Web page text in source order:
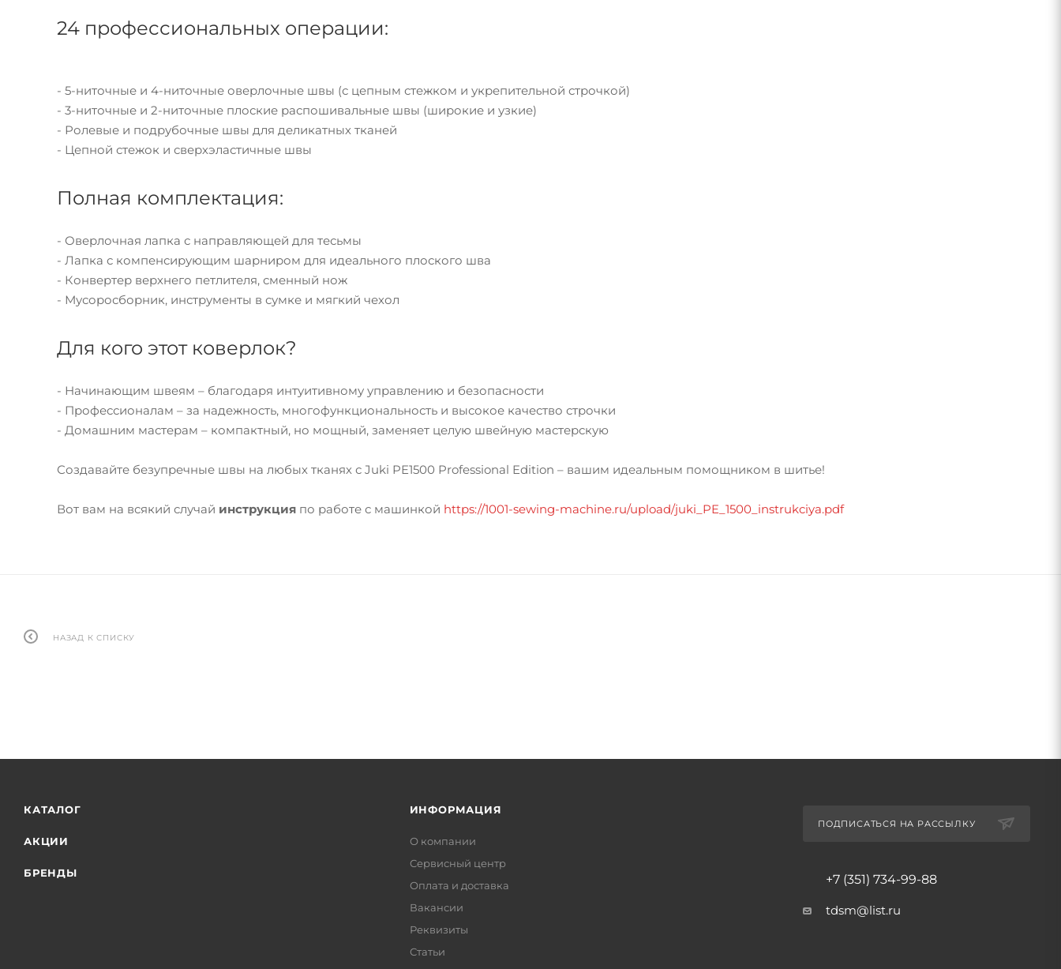
24 профессиональных операции:
- 5-ниточные и 4-ниточные оверлочные швы (с цепным стежком и укрепительной строчкой)
- 3-ниточные и 2-ниточные плоские распошивальные швы (широкие и узкие)
- Ролевые и подрубочные швы для деликатных тканей
- Цепной стежок и сверхэластичные швы
Полная комплектация:
- Оверлочная лапка с направляющей для тесьмы
- Лапка с компенсирующим шарниром для идеального плоского шва
- Конвертер верхнего петлителя, сменный нож
- Мусоросборник, инструменты в сумке и мягкий чехол
Для кого этот коверлок?
- Начинающим швеям – благодаря интуитивному управлению и безопасности
- Профессионалам – за надежность, многофункциональность и высокое качество строчки
- Домашним мастерам – компактный, но мощный, заменяет целую швейную мастерскую
Создавайте безупречные швы на любых тканях с Juki PE1500 Professional Edition – вашим идеальным помощником в шитье!
Вот вам на всякий случай инструкция по работе с машинкой https://1001-sewing-machine.ru/upload/juki_PE_1500_instrukciya.pdf
НАЗАД К СПИСКУ
КАТАЛОГ
АКЦИИ
БРЕНДЫ
ИНФОРМАЦИЯ
О компании
Сервисный центр
Оплата и доставка
Вакансии
Реквизиты
Статьи
ПОДПИСАТЬСЯ НА РАССЫЛКУ
+7 (351) 734-99-88
tdsm@list.ru